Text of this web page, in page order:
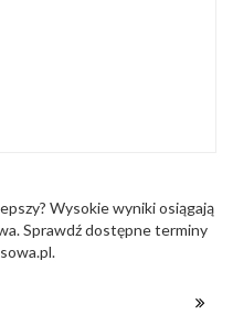
Wysokie wyniki osiągają
Sprawdź dostępne terminy